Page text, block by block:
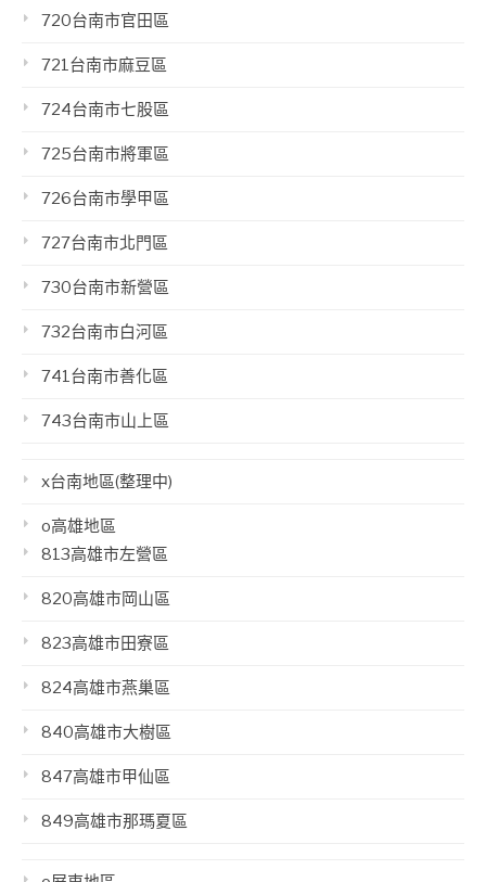
720台南市官田區
721台南市麻豆區
724台南市七股區
725台南市將軍區
726台南市學甲區
727台南市北門區
730台南市新營區
732台南市白河區
741台南市善化區
743台南市山上區
x台南地區(整理中)
o高雄地區
813高雄市左營區
820高雄市岡山區
823高雄市田寮區
824高雄市燕巢區
840高雄市大樹區
847高雄市甲仙區
849高雄市那瑪夏區